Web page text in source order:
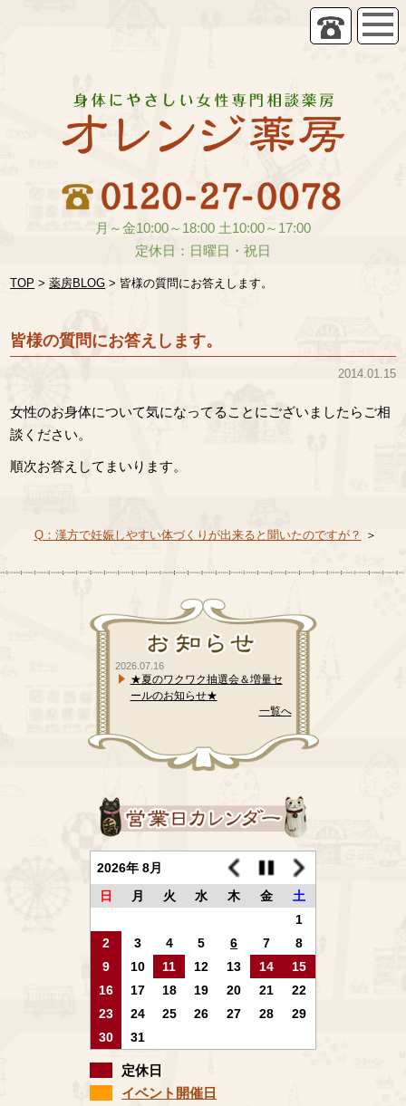
月～金10:00～18:00 土10:00～17:00
定休日：日曜日・祝日
TOP >薬房BLOG > 皆様の質問にお答えします。
皆様の質問にお答えします。
2014.01.15
女性のお身体について気になってることにございましたらご相
談ください。
順次お答えしてまいります。
Q：漢方で妊娠しやすい体づくりが出来ると聞いたのですが？ ＞
2026.07.16
★夏のワクワク抽選会＆増量セ
ールのお知らせ★
一覧へ
2026年 8月
日
月 火 水 木 金
土
1
2
3 4 5 6 7
8
9
10 11 12 13 14
15
16
17 18 19 20 21
22
23
24 25 26 27 28
29
30
31
定休日
イベント開催日